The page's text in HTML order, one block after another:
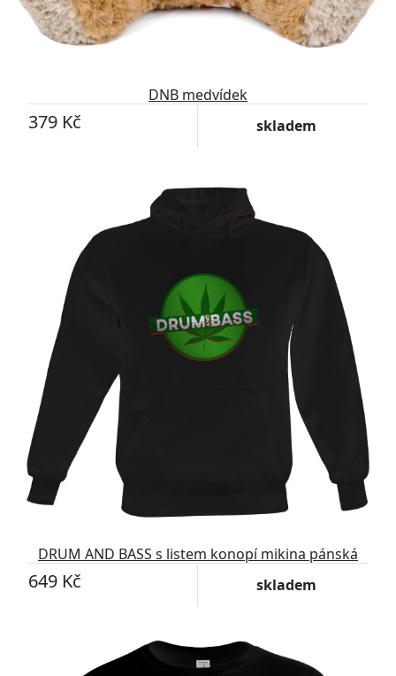
DNB medvídek
379 Kč skladem
DRUM AND BASS s listem konopí mikina pánská
649 Kč skladem